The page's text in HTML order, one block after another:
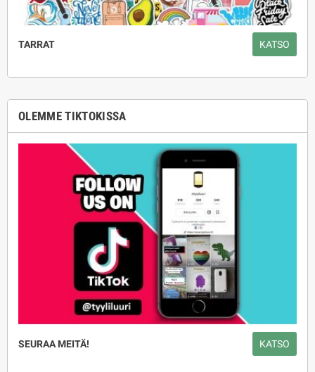
TARRAT KATSO
OLEMME TIKTOKISSA
SEURAA MEITÄ! KATSO